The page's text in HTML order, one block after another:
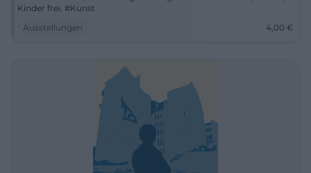
Kinder frei. #Kunst
Ausstellungen
4,00 €